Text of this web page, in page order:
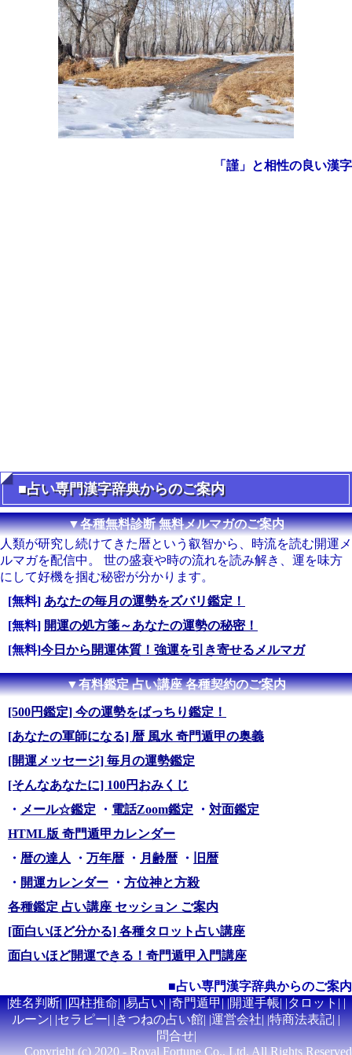
「謹」と相性の良い漢字
■占い専門漢字辞典からのご案内
▼各種無料診断 無料メルマガのご案内
人類が研究し続けてきた暦という叡智から、時流を読む開運メ
ルマガを配信中。 世の盛衰や時の流れを読み解き、運を味方
にして好機を掴む秘密が分かります。
[無料] あなたの毎月の運勢をズバリ鑑定！
[無料] 開運の処方箋～あなたの運勢の秘密！
[無料]今日から開運体質！強運を引き寄せるメルマガ
▼有料鑑定 占い講座 各種契約のご案内
[500円鑑定] 今の運勢をばっちり鑑定！
[あなたの軍師になる] 暦 風水 奇門遁甲の奥義
[開運メッセージ] 毎月の運勢鑑定
[そんなあなたに] 100円おみくじ
・ メール☆鑑定 ・ 電話Zoom鑑定 ・ 対面鑑定
HTML版 奇門遁甲カレンダー
・ 暦の達人 ・ 万年暦 ・ 月齢暦 ・
旧暦
・ 開運カレンダー ・ 方位神と方殺
各種鑑定 占い講座 セッション ご案内
[面白いほど分かる] 各種タロット占い講座
面白いほど開運できる！奇門遁甲入門講座
■占い専門漢字辞典からのご案内
|姓名判断| |四柱推命| |易占い| |奇門遁甲| |開運手帳| |タロット| |
ルーン| |セラピー| |きつねの占い館| |運営会社| |特商法表記| |
問合せ|
Copyright (c) 2020 - Royal Fortune Co., Ltd. All Rights Reserved